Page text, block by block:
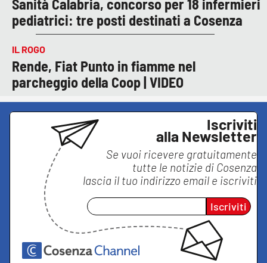
Sanità Calabria, concorso per 18 infermieri
pediatrici: tre posti destinati a Cosenza
IL ROGO
Rende, Fiat Punto in fiamme nel
parcheggio della Coop | VIDEO
Iscriviti
alla Newsletter
Se vuoi ricevere gratuitamente
tutte le notizie di Cosenza
lascia il tuo indirizzo email e iscriviti
Iscriviti